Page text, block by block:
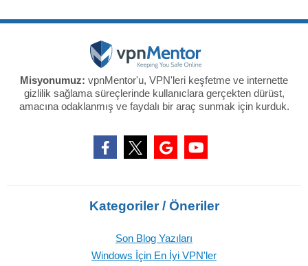
Misyonumuz: vpnMentor'u, VPN'leri keşfetme ve internette
gizlilik sağlama süreçlerinde kullanıclara gerçekten dürüst,
amacına odaklanmış ve faydalı bir araç sunmak için kurduk.
Kategoriler / Öneriler
Son Blog Yazıları
Windows İçin En İyi VPN'ler